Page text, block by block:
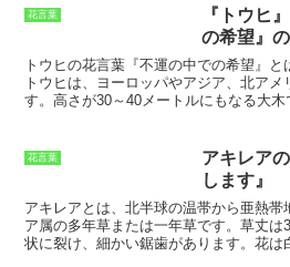
かせます。ライラックの花は、その美し
庭木として人気があります。また、ライ
も人気があり、フラワーアレンジメント
す。 ライラックの花言葉は、「思い出」
な愛」「友情」などの意味があります
クの花の可憐な見た目と、その香りの良
贈られることが多いです。
花言葉
『トウヒ
の希望』
トウヒの花言葉『不運の中での希望』
と
トウヒは、ヨーロッパやアジア、北ア
す。高さが30～40メートルにもなる大木
す。トウヒは、厳しい環境でも育つこと
ため、
「不運の中での希望」
という花
トウヒは、ヨーロッパではクリスマスツ
多く、「繁栄」や「幸福」の象徴ともさ
は、人生の困難に直面したとき、希望を
ます。不運が続いても、決して諦めず、
花言葉
アキレア
します』
アキレアとは、北半球の温帯から亜熱帯
ア属の多年草または一年草です。草丈は
状に裂け、細かい鋸歯があります。花は